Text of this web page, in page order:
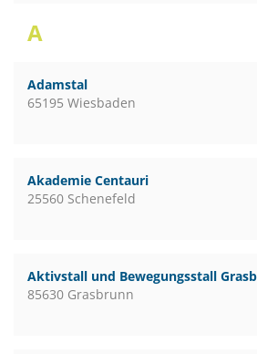
A
Adamstal
65195 Wiesbaden
Akademie Centauri
25560 Schenefeld
Aktivstall und Bewegungsstall
85630 Grasbrunn